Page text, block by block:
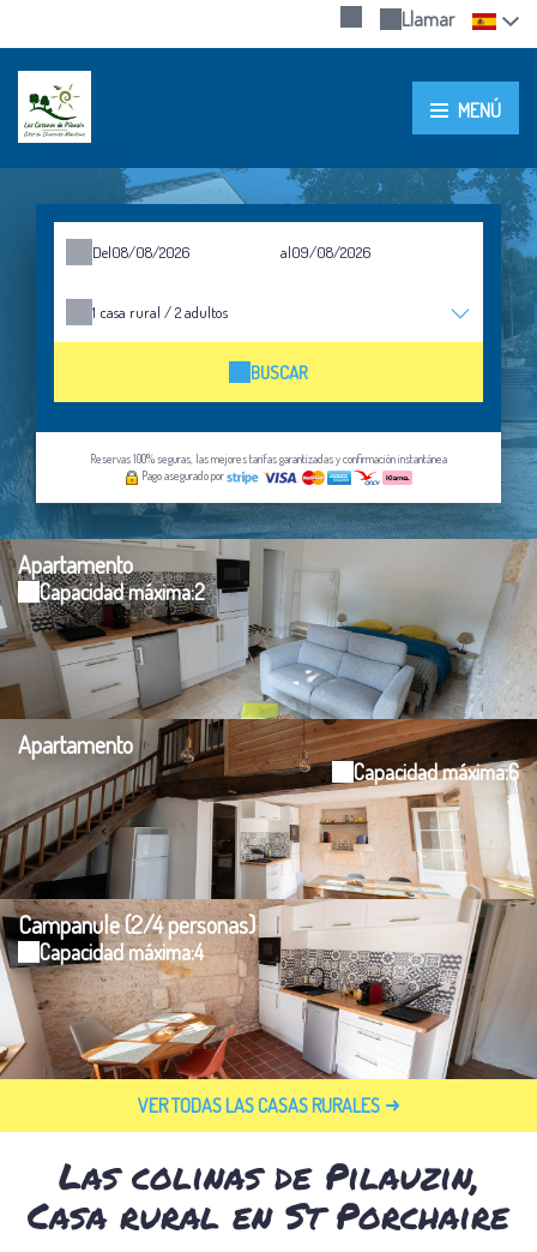
Llamar
MENÚ
Del al
1 casa rural /2adultos
BUSCAR
Reservas 100% seguras, las mejores tarifas garantizadas y confirmación instantánea
Pago asegurado por
Apartamento
Capacidad máxima:2
Apartamento
Capacidad máxima:6
Campanule (2/4 personas)
Capacidad máxima:4
VER TODAS LAS CASAS RURALES
Las colinas de Pilauzin,
Casa rural en St Porchaire